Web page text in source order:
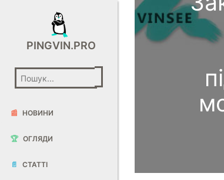
PINGVIN.PRO
📰 НОВИНИ
🏆 ОГЛЯДИ
📄 СТАТТІ